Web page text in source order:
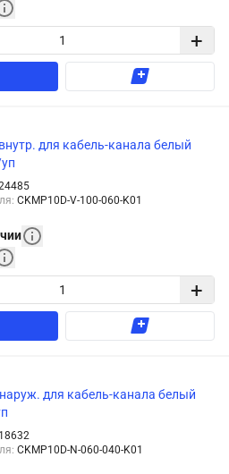
+
для кабель-канала белый
: CKMP10D-V-100-060-K01
+
для кабель-канала белый
: CKMP10D-N-060-040-K01